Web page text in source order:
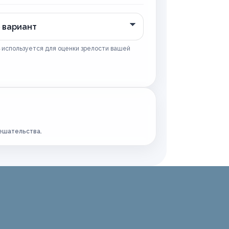
используется для оценки зрелости вашей